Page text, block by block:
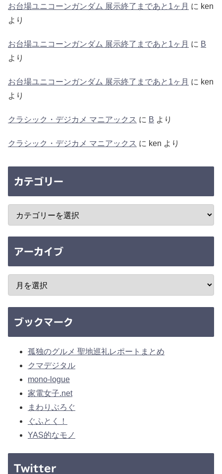
お台場ユニコーンガンダム 展示終了まであと1ヶ月 に ken
より
お台場ユニコーンガンダム 展示終了まであと1ヶ月 に B
より
お台場ユニコーンガンダム 展示終了まであと1ヶ月 に ken
より
クラシック・デジカメ マニアックス に B より
クラシック・デジカメ マニアックス に ken より
カテゴリー
アーカイブ
ブックマーク
孤独のグルメ 聖地巡礼レポートまとめ
クマデジタル
mono-logue
家電女子.net
まわりぶろぐ
ぐふとく！
YAS的なモノ
Twitter